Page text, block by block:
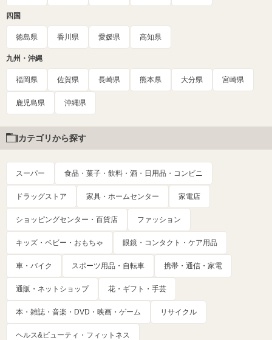
四国
徳島県 香川県 愛媛県 高知県
九州・沖縄
福岡県 佐賀県 長崎県 熊本県 大分県 宮崎県
鹿児島県 沖縄県
カテゴリから探す
スーパー 食品・菓子・飲料・酒・日用品・コンビニ
ドラッグストア 家具・ホームセンター 家電店
ショッピングセンター・百貨店 ファッション
キッズ・ベビー・おもちゃ 眼鏡・コンタクト・ケア用品
車・バイク スポーツ用品・自転車 携帯・通信・家電
通販・ネットショップ 花・ギフト・手芸
本・雑誌・音楽・DVD・映画・ゲーム リサイクル
ヘルス&ビューティ・フィットネス